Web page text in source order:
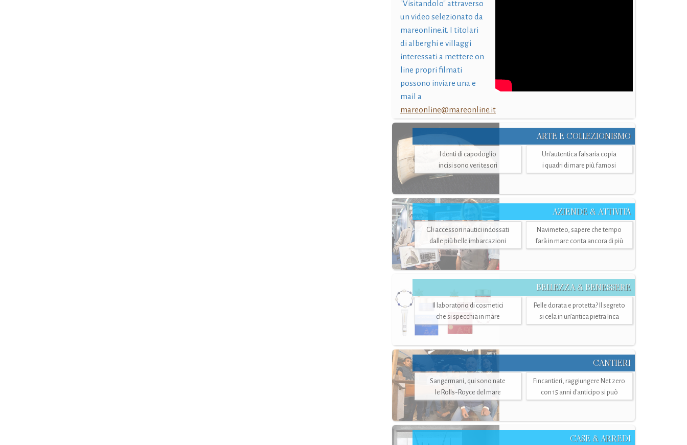
"Visitandolo" attraverso
un video selezionato da
mareonline.it. I titolari
di alberghi e villaggi
interessati a mettere on
line propri filmati
possono inviare una e
mail a
mareonline@mareonline.it
ARTE E COLLEZIONISMO
I denti di capodoglio
incisi sono veri tesori
Un’autentica falsaria copia
i quadri di mare più famosi
AZIENDE & ATTIVITÀ
Gli accessori nautici indossati
dalle più belle imbarcazioni
Navimeteo, sapere che tempo
farà in mare conta ancora di più
BELLEZZA & BENESSERE
Il laboratorio di cosmetici
che si specchia in mare
Pelle dorata e protetta? Il segreto
si cela in un’antica pietra Inca
CANTIERI
Sangermani, qui sono nate
le Rolls-Royce del mare
Fincantieri, raggiungere Net zero
con 15 anni d'anticipo si può
CASE & ARREDI